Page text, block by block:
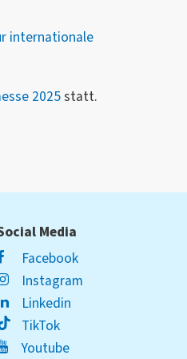
internationale
2025statt.
Media
Facebook
Instagram
Linkedin
TikTok
Youtube